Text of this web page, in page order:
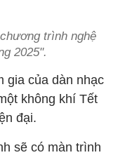
trình nghệ
2025".
gia của dàn nhạc
không khí Tết
đại.
sẽ có màn trình